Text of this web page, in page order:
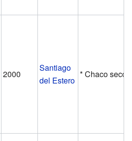
2000
Santiago
del Estero
* Chaco seco